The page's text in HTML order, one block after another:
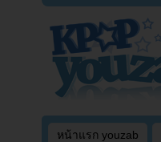
หน้าแรก youzab